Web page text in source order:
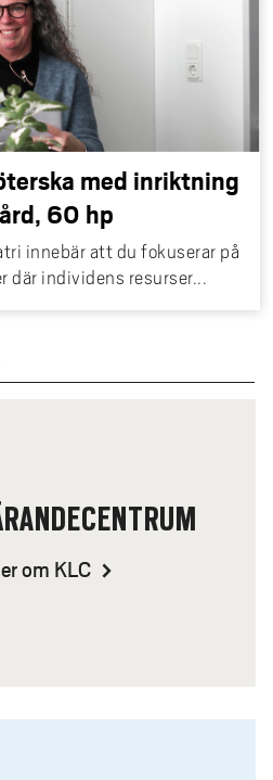
med inriktning
60 hp
innebär att du fokuserar på
där individens resurser...
om KLC